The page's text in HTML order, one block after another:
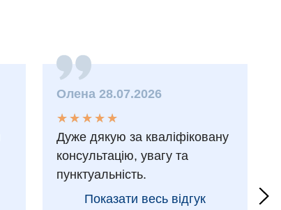
Олена 28.07.2026
★
★
★
★
★
★ ★ ★ ★ ★
Дуже дякую за кваліфіковану
консультацію, увагу та
пунктуальність.
Показати весь відгук